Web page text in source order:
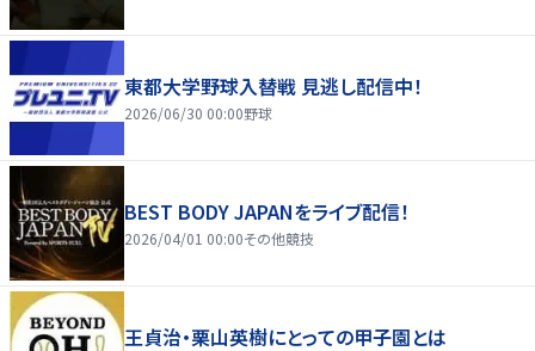
東都大学野球入替戦 見逃し配信中！
2026/06/30 00:00野球
BEST BODY JAPANをライブ配信！
2026/04/01 00:00その他競技
王貞治・栗山英樹にとっての甲子園とは